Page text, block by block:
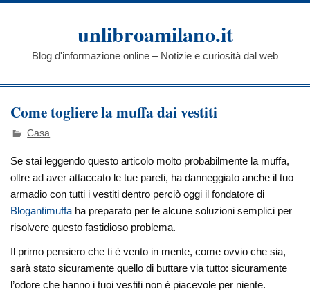
Skip
unlibroamilano.it
Blog d'informazione online – Notizie e curiosità dal web
Come togliere la muffa dai vestiti
Casa
Se stai leggendo questo articolo molto probabilmente la muffa,
oltre ad aver attaccato le tue pareti, ha danneggiato anche il tuo
armadio con tutti i vestiti dentro perciò oggi il fondatore di
Blogantimuffa ha preparato per te alcune soluzioni semplici per
risolvere questo fastidioso problema.
Il primo pensiero che ti è vento in mente, come ovvio che sia,
sarà stato sicuramente quello di buttare via tutto: sicuramente
l’odore che hanno i tuoi vestiti non è piacevole per niente.